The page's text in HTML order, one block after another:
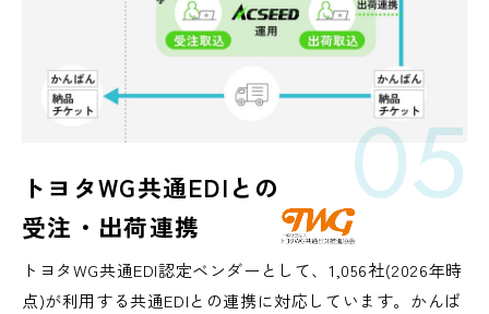
05
トヨタWG共通EDIとの
受注・出荷連携
トヨタWG共通EDI認定ベンダーとして、1,056社(2026年時
点)が利用する共通EDIとの連携に対応しています。かんば